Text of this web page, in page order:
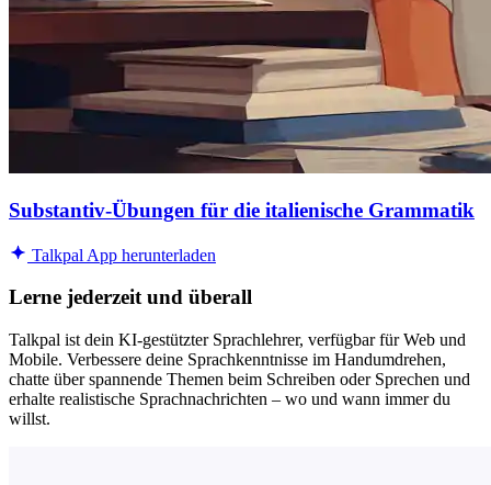
Substantiv-Übungen für die italienische Grammatik
Talkpal App herunterladen
Lerne jederzeit und überall
Talkpal ist dein KI-gestützter Sprachlehrer, verfügbar für Web und
Mobile. Verbessere deine Sprachkenntnisse im Handumdrehen,
chatte über spannende Themen beim Schreiben oder Sprechen und
erhalte realistische Sprachnachrichten – wo und wann immer du
willst.